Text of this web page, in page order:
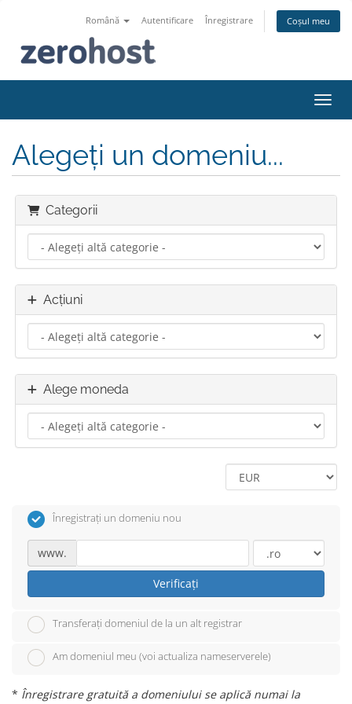
Română Autentificare Înregistrare Coșul meu
Alegeți un domeniu...
Categorii
Acțiuni
Alege moneda
Înregistrați un domeniu nou
www.
Verificați
Transferați domeniul de la un alt registrar
Am domeniul meu (voi actualiza nameserverele)
* Înregistrare gratuită a domeniului se aplică numai la